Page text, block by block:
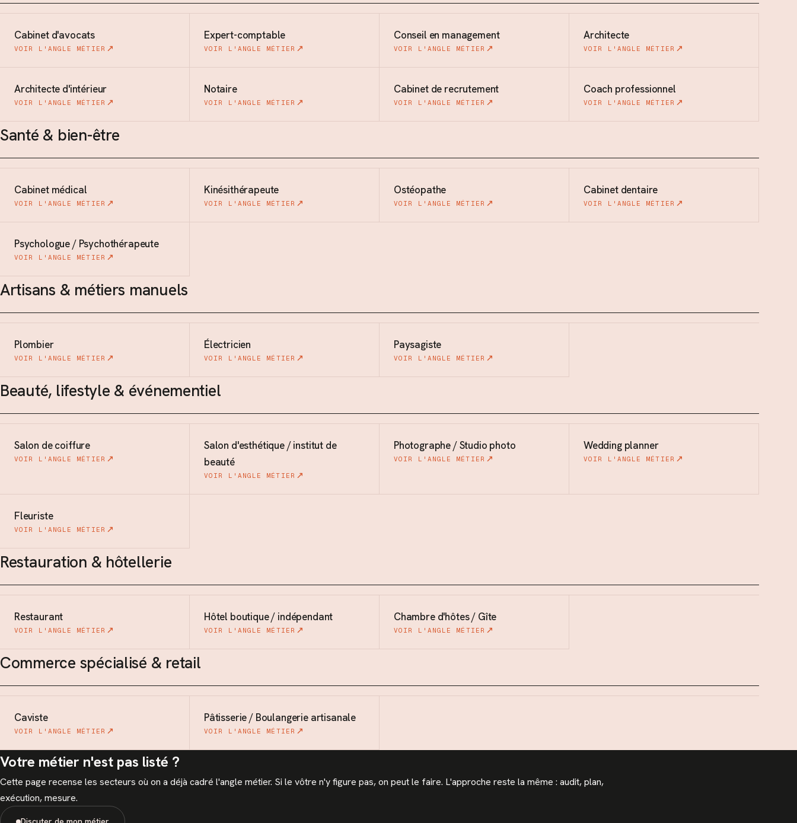
Cabinet d'avocats
VOIR L'ANGLE MÉTIER
Expert-comptable
VOIR L'ANGLE MÉTIER
Conseil en management
VOIR L'ANGLE MÉTIER
Architecte
VOIR L'ANGLE MÉTIER
Architecte d'intérieur
VOIR L'ANGLE MÉTIER
Notaire
VOIR L'ANGLE MÉTIER
Cabinet de recrutement
VOIR L'ANGLE MÉTIER
Coach professionnel
VOIR L'ANGLE MÉTIER
Santé & bien-être
Cabinet médical
VOIR L'ANGLE MÉTIER
Kinésithérapeute
VOIR L'ANGLE MÉTIER
Ostéopathe
VOIR L'ANGLE MÉTIER
Cabinet dentaire
VOIR L'ANGLE MÉTIER
Psychologue / Psychothérapeute
VOIR L'ANGLE MÉTIER
Artisans & métiers manuels
Plombier
VOIR L'ANGLE MÉTIER
Électricien
VOIR L'ANGLE MÉTIER
Paysagiste
VOIR L'ANGLE MÉTIER
Beauté, lifestyle & événementiel
Salon de coiffure
VOIR L'ANGLE MÉTIER
Salon d'esthétique / institut de
beauté
VOIR L'ANGLE MÉTIER
Photographe / Studio photo
VOIR L'ANGLE MÉTIER
Wedding planner
VOIR L'ANGLE MÉTIER
Fleuriste
VOIR L'ANGLE MÉTIER
Restauration & hôtellerie
Restaurant
VOIR L'ANGLE MÉTIER
Hôtel boutique / indépendant
VOIR L'ANGLE MÉTIER
Chambre d'hôtes / Gîte
VOIR L'ANGLE MÉTIER
Commerce spécialisé & retail
Caviste
VOIR L'ANGLE MÉTIER
Pâtisserie / Boulangerie artisanale
VOIR L'ANGLE MÉTIER
Votre métier n'est pas listé ?
Cette page recense les secteurs où on a déjà cadré l'angle métier. Si le vôtre n'y figure pas, on peut le faire. L'approche reste la même : audit, plan,
exécution, mesure.